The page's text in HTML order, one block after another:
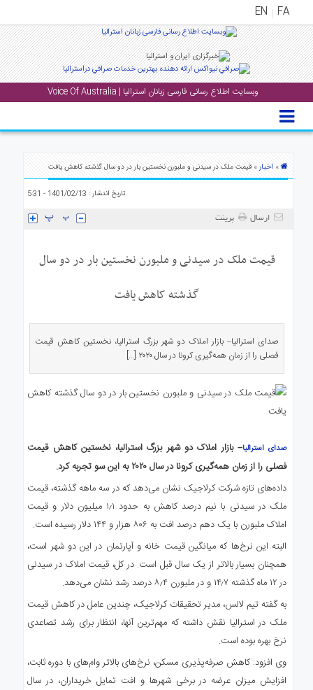
FA
EN
وبسایت اطلاع رسانی فارسی زبانان استرالیا | Voice Of Australia
منوی
اصلی
ارتباط
» اخبار» قیمت ملک در سیدنی و ملبورن نخستین بار در دو سال گذشته کاهش یافت
تاریخ انتشار : 1401/02/13 - 5:31
ارسال پرینت
قیمت ملک در سیدنی و ملبورن نخستین بار در دو سال
گذشته کاهش یافت
صدای استرالیا– بازار املاک دو شهر بزرگ استرالیا، نخستین کاهش قیمت
فصلی را از زمان همه‌گیری کرونا در سال ۲۰۲۰ […]
صدای استرالیا– بازار املاک دو شهر بزرگ استرالیا، نخستین کاهش قیمت
فصلی را از زمان همه‌گیری کرونا در سال ۲۰۲۰ به این سو تجربه کرد.
داده‌های تازه شرکت کرلاجیک نشان می‌دهد که در سه ماهه گذشته، قیمت
ملک در سیدنی با نیم درصد کاهش به حدود ۱٫۱ میلیون دلار و قیمت
املاک ملبورن با یک دهم درصد افت به ۸۰۶ هزار و ۱۴۴ دلار رسیده است.
البته این نرخ‌ها که میانگین قیمت خانه و آپارتمان در این دو شهر است،
همچنان بسیار بالاتر از یک سال قبل است. در کل، قیمت املاک در سیدنی
در ۱۲ ماه گذشته ۱۴٫۷ و در ملبورن ۸٫۴ درصد رشد نشان می‌دهد.
به گفته تیم لالس، مدیر تحقیقات کرلاجیک، چندین عامل در کاهش قیمت
ملک در استرالیا نقش داشته که مهم‌ترین آنها، انتظار برای رشد تصاعدی
نرخ بهره بوده است.
وی افزود: کاهش صرفه‌پذیری مسکن، نرخ‌های بالاتر وام‌های با دوره ثابت،
افزایش میزان عرضه در برخی شهرها و افت تمایل خریداران، در سال